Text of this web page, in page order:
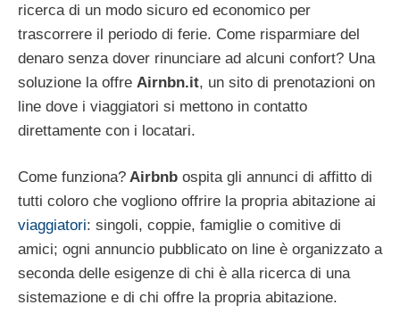
ricerca di un modo sicuro ed economico per
trascorrere il periodo di ferie. Come risparmiare del
denaro senza dover rinunciare ad alcuni confort? Una
soluzione la offre Airnbn.it, un sito di prenotazioni on
line dove i viaggiatori si mettono in contatto
direttamente con i locatari.
Come funziona? Airbnb ospita gli annunci di affitto di
tutti coloro che vogliono offrire la propria abitazione ai
viaggiatori: singoli, coppie, famiglie o comitive di
amici; ogni annuncio pubblicato on line è organizzato a
seconda delle esigenze di chi è alla ricerca di una
sistemazione e di chi offre la propria abitazione.